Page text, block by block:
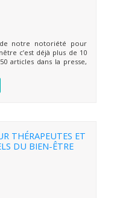
notre notoriété pour
c’est déjà plus de 10
articles dans la presse,
THÉRAPEUTES ET
DU BIEN-ÊTRE